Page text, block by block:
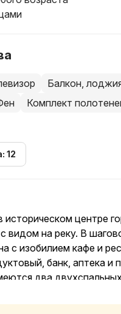
Балкон,
Комплект
12
центре
видом на реку. В
с изобилием кафе и
банк, аптека и
два
гостей и дней